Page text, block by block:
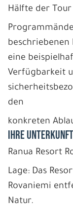
Hälfte der
beschriebenen
eine
Verfügbarkeit
den
konkreten
IHRE UNTERKUNFT
Ranua Resort
Lage: Das
Rovaniemi
Natur.